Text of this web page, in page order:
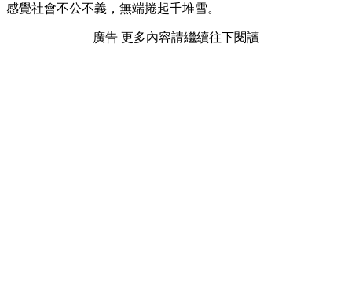
感覺社會不公不義，無端捲起千堆雪。
廣告 更多內容請繼續往下閱讀